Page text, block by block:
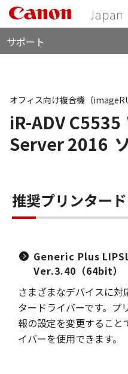
サポート
iR-ADV C5535
Server 2016
オフィス向け複合機（
推奨プリンター
Generic Plus
Ver.3.40（64bit）
さまざまなデバイスに対
タードライバーです。プ
報の設定を変更すること
イバーを使用できます。